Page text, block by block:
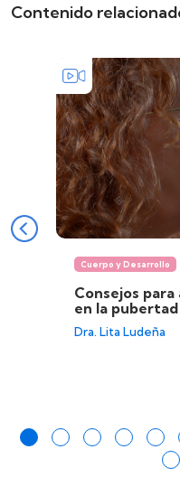
Contenido
Cuerpo y Desarrollo
Consejos
en la
Dra. Lita Ludeña